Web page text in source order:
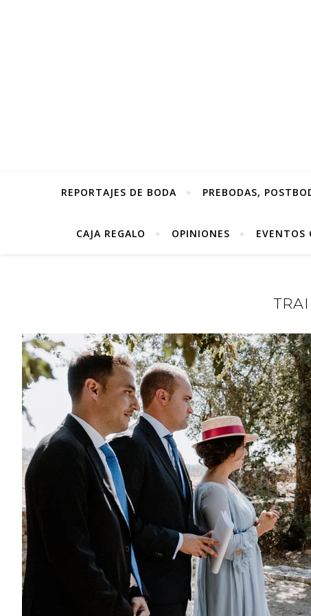
REPORTAJES DE BODA PREBODAS,
CAJA REGALO OPINIONES EVENTOS